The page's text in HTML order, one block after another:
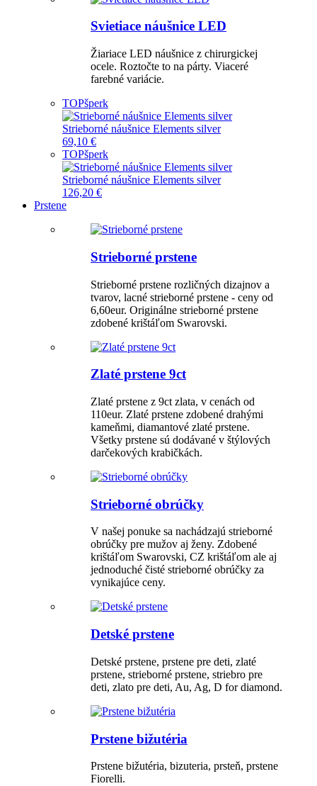
Svietiace náušnice LED
Žiariace LED náušnice z chirurgickej
ocele. Roztočte to na párty. Viaceré
farebné variácie.
TOPšperk
Strieborné náušnice Elements silver
69,10 €
TOPšperk
Strieborné náušnice Elements silver
126,20 €
Prstene
Strieborné prstene
Strieborné prstene rozličných dizajnov a
tvarov, lacné strieborné prstene - ceny od
6,60eur. Originálne strieborné prstene
zdobené krištáľom Swarovski.
Zlaté prstene 9ct
Zlaté prstene z 9ct zlata, v cenách od
110eur. Zlaté prstene zdobené drahými
kameňmi, diamantové zlaté prstene.
Všetky prstene sú dodávané v štýlových
darčekových krabičkách.
Strieborné obrúčky
V našej ponuke sa nachádzajú strieborné
obrúčky pre mužov aj ženy. Zdobené
krištáľom Swarovski, CZ krištáľom ale aj
jednoduché čisté strieborné obrúčky za
vynikajúce ceny.
Detské prstene
Detské prstene, prstene pre deti, zlaté
prstene, strieborné prstene, striebro pre
deti, zlato pre deti, Au, Ag, D for diamond.
Prstene bižutéria
Prstene bižutéria, bizuteria, prsteň, prstene
Fiorelli.